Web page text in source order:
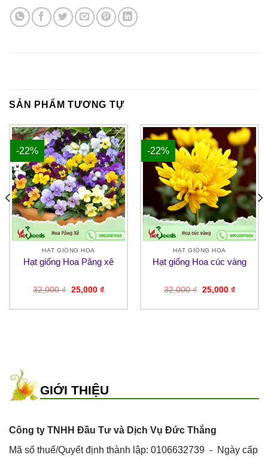
SẢN PHẨM TƯƠNG TỰ
-22%
HẠT GIỐNG HOA
Hạt giống Hoa Păng xê
32,000₫ Giá
32,000 ₫.
25,000 ₫Giá
là:
-22%
HẠT GIỐNG HOA
Hạt giống Hoa cúc vàng
32,000₫ Giá
32,000 ₫.
25,000 ₫Giá
là:
GIỚI THIỆU
Công ty TNHH Đầu Tư và Dịch Vụ Đức Thắng
Mã số thuế/Quyết định thành lập: 0106632739 - Ngày cấp